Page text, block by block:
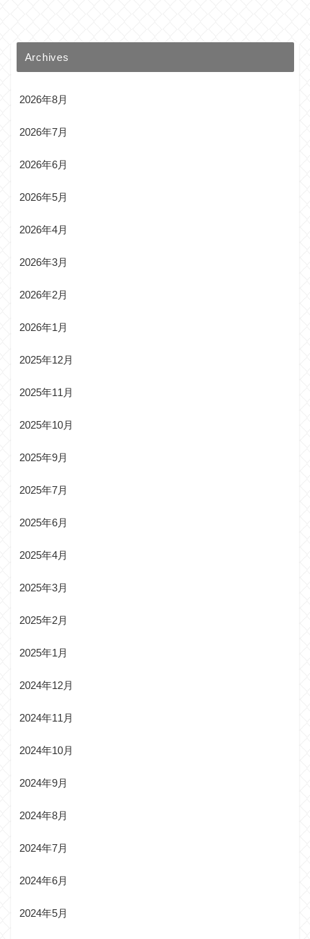
Archives
2026年8月
2026年7月
2026年6月
2026年5月
2026年4月
2026年3月
2026年2月
2026年1月
2025年12月
2025年11月
2025年10月
2025年9月
2025年7月
2025年6月
2025年4月
2025年3月
2025年2月
2025年1月
2024年12月
2024年11月
2024年10月
2024年9月
2024年8月
2024年7月
2024年6月
2024年5月